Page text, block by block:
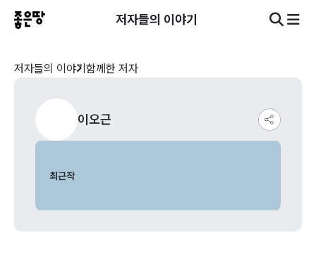
저자들의 이야기
저자들의 이야기 함께한 저자
이오근
최근작